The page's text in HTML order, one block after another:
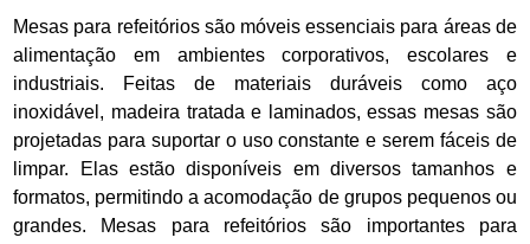
Mesas para refeitórios são móveis essenciais para áreas de
alimentação em ambientes corporativos, escolares e
industriais. Feitas de materiais duráveis como aço
inoxidável, madeira tratada e laminados, essas mesas são
projetadas para suportar o uso constante e serem fáceis de
limpar. Elas estão disponíveis em diversos tamanhos e
formatos, permitindo a acomodação de grupos pequenos ou
grandes. Mesas para refeitórios são importantes para